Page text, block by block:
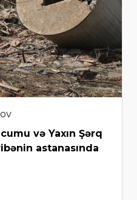
və Yaxın Şərq
astanasında